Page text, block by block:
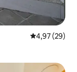
Átlagos
4,97 (29)